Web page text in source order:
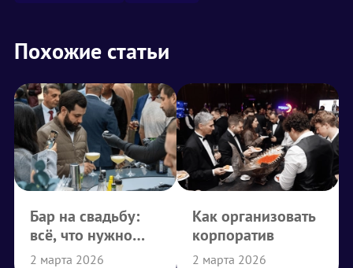
Похожие статьи
Бар на свадьбу:
всё, что нужно
знать
2 марта 2026
Как организовать
корпоратив
2 марта 2026